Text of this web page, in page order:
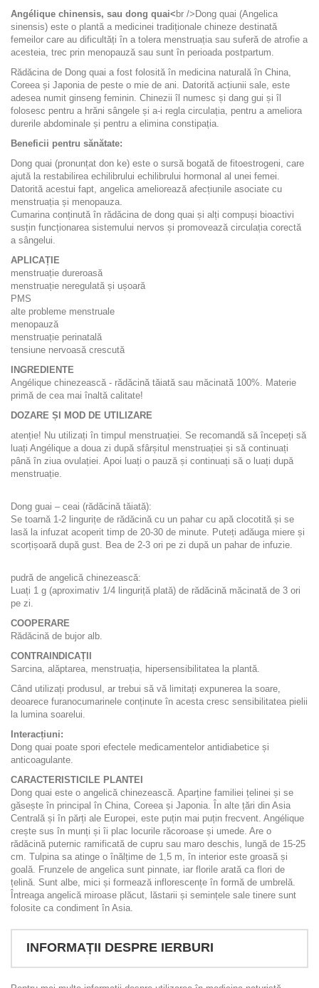
Angélique chinensis, sau dong quai<br />Dong quai (Angelica
sinensis) este o plantă a medicinei tradiționale chineze destinată
femeilor care au dificultăți în a tolera menstruația sau suferă de atrofie a
acesteia, trec prin menopauză sau sunt în perioada postpartum.
Rădăcina de Dong quai a fost folosită în medicina naturală în China,
Coreea și Japonia de peste o mie de ani. Datorită acțiunii sale, este
adesea numit ginseng feminin. Chinezii îl numesc și dang gui și îl
folosesc pentru a hrăni sângele și a-i regla circulația, pentru a ameliora
durerile abdominale și pentru a elimina constipația.
Beneficii pentru sănătate:
Dong quai (pronunțat don ke) este o sursă bogată de fitoestrogeni, care
ajută la restabilirea echilibrului echilibrului hormonal al unei femei.
Datorită acestui fapt, angelica ameliorează afecțiunile asociate cu
menstruația și menopauza.
Cumarina conținută în rădăcina de dong quai și alți compuși bioactivi
susțin funcționarea sistemului nervos și promovează circulația corectă
a sângelui.
APLICAȚIE
menstruație dureroasă
menstruație neregulată și ușoară
PMS
alte probleme menstruale
menopauză
menstruație perinatală
tensiune nervoasă crescută
INGREDIENTE
Angélique chinezească - rădăcină tăiată sau măcinată 100%. Materie
primă de cea mai înaltă calitate!
DOZARE ȘI MOD DE UTILIZARE
atenție! Nu utilizați în timpul menstruației. Se recomandă să începeți să
luați Angélique a doua zi după sfârșitul menstruației și să continuați
până în ziua ovulației. Apoi luați o pauză și continuați să o luați după
menstruație.
Dong guai – ceai (rădăcină tăiată):
Se toarnă 1-2 lingurițe de rădăcină cu un pahar cu apă clocotită și se
lasă la infuzat acoperit timp de 20-30 de minute. Puteți adăuga miere și
scorțișoară după gust. Bea de 2-3 ori pe zi după un pahar de infuzie.
pudră de angelică chinezească:
Luați 1 g (aproximativ 1/4 linguriță plată) de rădăcină măcinată de 3 ori
pe zi.
COOPERARE
Rădăcină de bujor alb.
CONTRAINDICAȚII
Sarcina, alăptarea, menstruația, hipersensibilitatea la plantă.
Când utilizați produsul, ar trebui să vă limitați expunerea la soare,
deoarece furanocumarinele conținute în acesta cresc sensibilitatea pielii
la lumina soarelui.
Interacțiuni:
Dong quai poate spori efectele medicamentelor antidiabetice și
anticoagulante.
CARACTERISTICILE PLANTEI
Dong quai este o angelică chinezească. Aparține familiei țelinei și se
găsește în principal în China, Coreea și Japonia. În alte țări din Asia
Centrală și în părți ale Europei, este puțin mai puțin frecvent. Angélique
crește sus în munți și îi plac locurile răcoroase și umede. Are o
rădăcină puternic ramificată de cupru sau maro deschis, lungă de 15-25
cm. Tulpina sa atinge o înălțime de 1,5 m, în interior este groasă și
goală. Frunzele de angelica sunt pinnate, iar florile arată ca flori de
țelină. Sunt albe, mici și formează inflorescențe în formă de umbrelă.
Întreaga angelică miroase plăcut, lăstarii și semințele sale tinere sunt
folosite ca condiment în Asia.
INFORMAȚII DESPRE IERBURI